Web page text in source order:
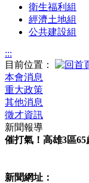
衛生福利組
經濟土地組
公共建設組
:::
目前位置：
本會消息
重大政策
其他消息
徵才資訊
新聞報導
催打氣！高雄3區
新聞網址：